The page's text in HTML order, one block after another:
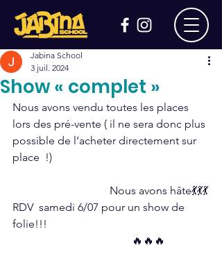
Show « complet »
Jabina School
3 juil. 2024
Nous avons vendu toutes les places
lors des pré-vente ( il ne sera donc plus
possible de l’acheter directement sur
place  !)
                                   Nous avons hâte💃💃💃
RDV  samedi 6/07 pour un show de
folie!!!
                                           🔥🔥🔥